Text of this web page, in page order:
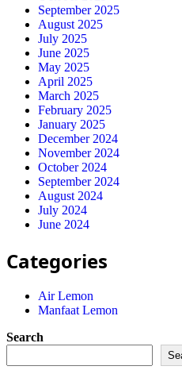
September 2025
August 2025
July 2025
June 2025
May 2025
April 2025
March 2025
February 2025
January 2025
December 2024
November 2024
October 2024
September 2024
August 2024
July 2024
June 2024
Categories
Air Lemon
Manfaat Lemon
Search